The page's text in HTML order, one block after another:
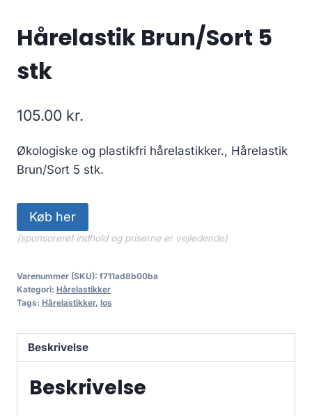
Hårelastik Brun/Sort 5
stk
105.00 kr.
Økologiske og plastikfri hårelastikker., Hårelastik
Brun/Sort 5 stk.
Køb her
(sponsoreret indhold og priserne er vejledende)
Varenummer (SKU): f711ad8b00ba
Kategori: Hårelastikker
Tags: Hårelastikker, los
Beskrivelse
Beskrivelse